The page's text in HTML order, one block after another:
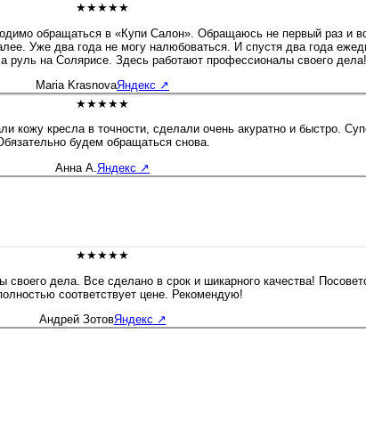
★★★★★
обращаться в «Купи Салон». Обращаюсь не первый раз и
Уже два года не могу налюбоваться. И спустя два года
руль на Солярисе. Здесь работают профессионалы своего дела!
Maria KrasnovaЯндекс ↗
★★★★★
кожу кресла в точности, сделали очень акуратно и быстро.
будем обращаться снова.
Анна А. Яндекс ↗
★★★★★
дела. Все сделано в срок и шикарного качества!
соответствует цене. Рекомендую!
Андрей ЗотовЯндекс ↗